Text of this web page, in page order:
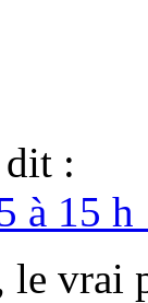
dit :
à 15
vrai